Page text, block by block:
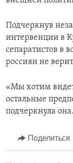
Подчеркнув
интервенции в
сепаратистов в
россиян не
«Мы хотим
остальные
подчеркнула она.
Поделиться